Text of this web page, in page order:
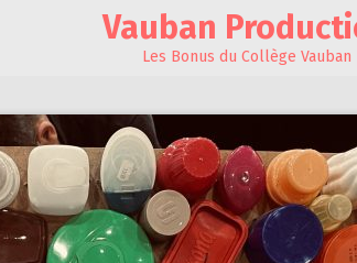
Vauban
Les Bonus du Collège Vauban